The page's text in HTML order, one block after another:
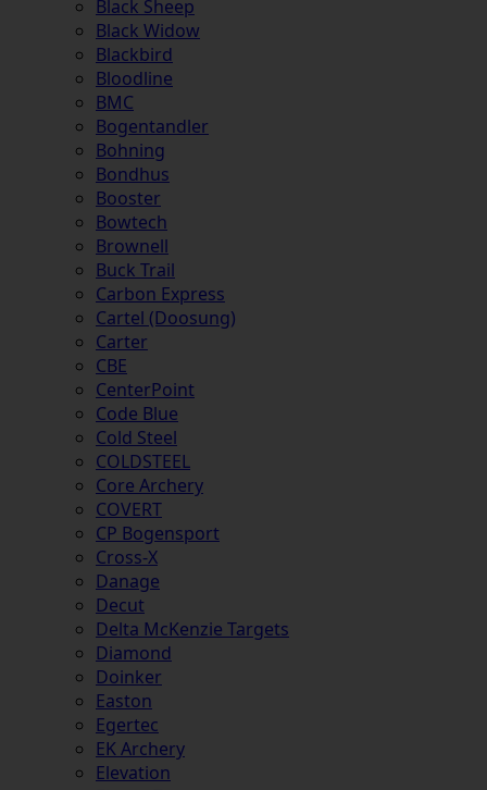
Black Sheep
Black Widow
Blackbird
Bloodline
BMC
Bogentandler
Bohning
Bondhus
Booster
Bowtech
Brownell
Buck Trail
Carbon Express
Cartel (Doosung)
Carter
CBE
CenterPoint
Code Blue
Cold Steel
COLDSTEEL
Core Archery
COVERT
CP Bogensport
Cross-X
Danage
Decut
Delta McKenzie Targets
Diamond
Doinker
Easton
Egertec
EK Archery
Elevation